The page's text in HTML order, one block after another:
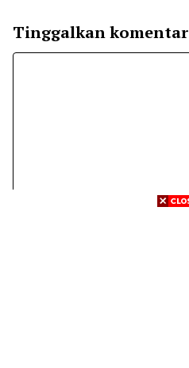
Tinggalkan komentar